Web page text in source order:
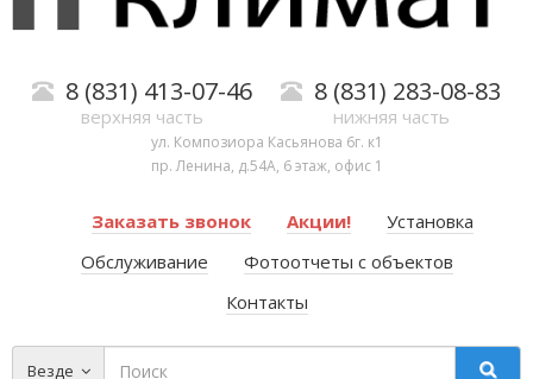
8 (831) 413-07-46
верхняя часть
8 (831) 283-08-83
нижняя часть
ул. Композиора Касьянова 6г. к1
пр. Ленина, д.54А, 6 этаж, офис 1
Заказать звонок Акции!
Установка
Обслуживание
Фотоотчеты с объектов
Контакты
Везде